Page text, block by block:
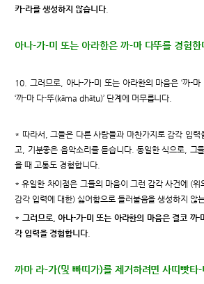
카-라를 생성하지 않습니다.
아나-가-미 또는 아라한은 까-마 다뚜를 경험한
10. 그러므로, 아나-가-미 또는 아라한의 마음은 ‘까-
‘까-마 다-뚜(kāma dhātu)’ 단계에 머무릅니다.
* 따라서, 그들은 다른 사람들과 마찬가지로 감각 입
고, 기분좋은 음악소리를 듣습니다. 동일한 식으로, 그
을 때 고통도 경험합니다.
* 유일한 차이점은 그들의 마음이 그런 감각 사건에 (
감각 입력에 대한) 싫어함으로 들러붙음을 생성하지 않
* 그러므로, 아나-가-미 또는 아라한의 마음은 결코
각 입력을 경험합니다.
까마 라-가(및 빠띠가)를 제거하려면 사띠빳타